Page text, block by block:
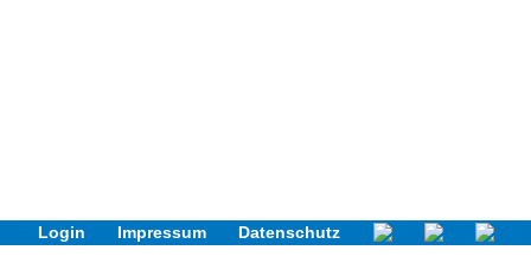
Login Impressum Datenschutz